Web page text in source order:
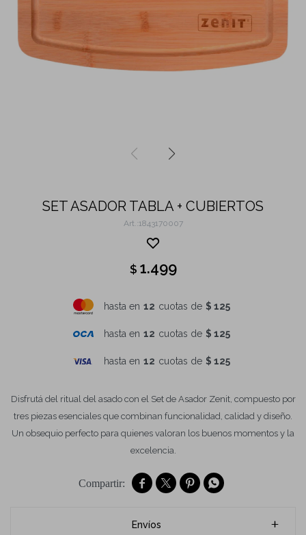
SET ASADOR TABLA + CUBIERTOS
1843170007
$ 1.499
hasta en 12 cuotas de $ 125
hasta en 12 cuotas de $ 125
hasta en 12 cuotas de $ 125
Disfrutá del ritual del asado con el Set de Asador Zenit, compuesto por
tres piezas esenciales que combinan funcionalidad, calidad y diseño.
Un obsequio perfecto para quienes valoran los buenos momentos y la
excelencia.
   
Envíos